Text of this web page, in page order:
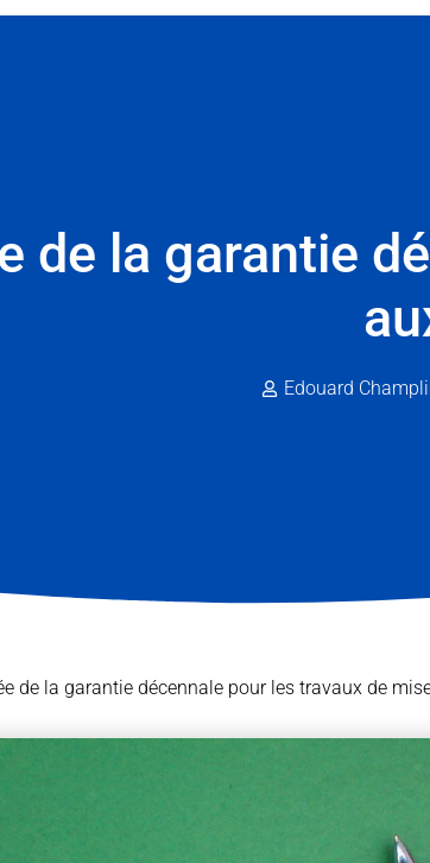
de la garantie
Edouard
de la garantie décennale pour les travaux de